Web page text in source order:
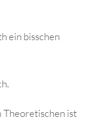
ein bisschen
Theoretischen ist